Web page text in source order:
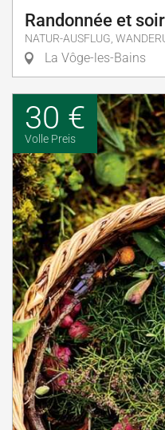
Randonnée et
NATUR-AUSFLUG,
La Vôge-les-Bains
30 €
Volle Preis